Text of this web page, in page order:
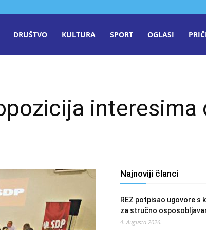
DRUŠTVO KULTURA SPORT OGLASI
interesima
Najnoviji članci
REZ potpisao ugovore s
za stručno
4. Augusta 2026.